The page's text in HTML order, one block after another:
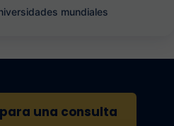
mundiales
una consulta